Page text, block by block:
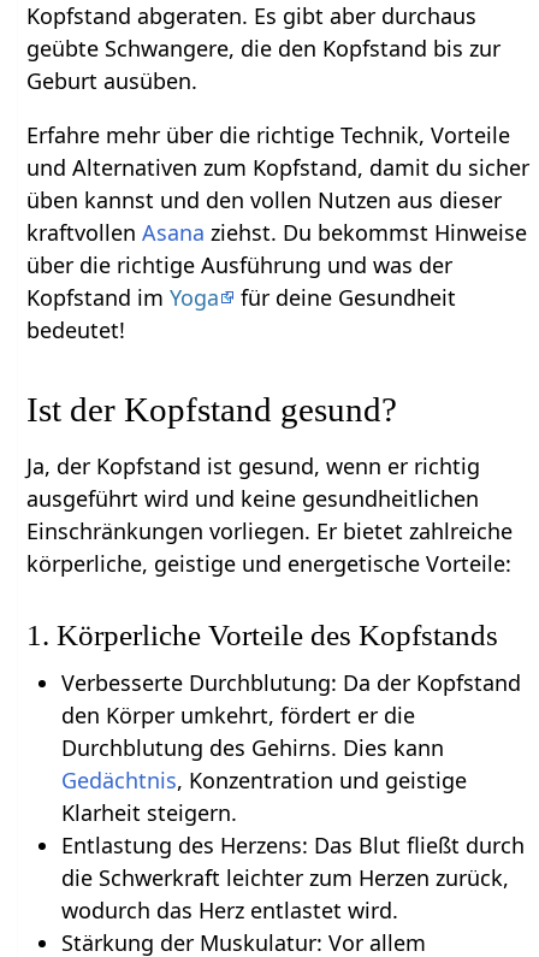
Kopfstand abgeraten. Es gibt aber durchaus
geübte Schwangere, die den Kopfstand bis zur
Geburt ausüben.
Erfahre mehr über die richtige Technik, Vorteile
und Alternativen zum Kopfstand, damit du sicher
üben kannst und den vollen Nutzen aus dieser
kraftvollenAsana ziehst. Du bekommst Hinweise
über die richtige Ausführung und was der
Kopfstand imYoga
für deine Gesundheit
bedeutet!
Ist der Kopfstand gesund?
Ja, der Kopfstand ist gesund, wenn er richtig
ausgeführt wird und keine gesundheitlichen
Einschränkungen vorliegen. Er bietet zahlreiche
körperliche, geistige und energetische Vorteile:
1. Körperliche Vorteile des Kopfstands
Verbesserte Durchblutung: Da der Kopfstand
den Körper umkehrt, fördert er die
Durchblutung des Gehirns. Dies kann
Gedächtnis, Konzentration und geistige
Klarheit steigern.
Entlastung des Herzens: Das Blut fließt durch
die Schwerkraft leichter zum Herzen zurück,
wodurch das Herz entlastet wird.
Stärkung der Muskulatur: Vor allem